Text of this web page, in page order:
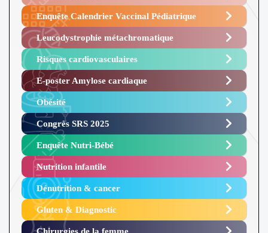
Enquête Calendrier Vaccinal Pédiatrique
Leucodystrophie métachromatique
Risques cardiovasculaires
E-poster Amylose cardiaque ​
Obésité ​
Congrès SRS 2025 ​
Enquête Nutri-Bébé ​
Nutrition infantile
Dénutrition & cancer
Gluten & Diagnostic